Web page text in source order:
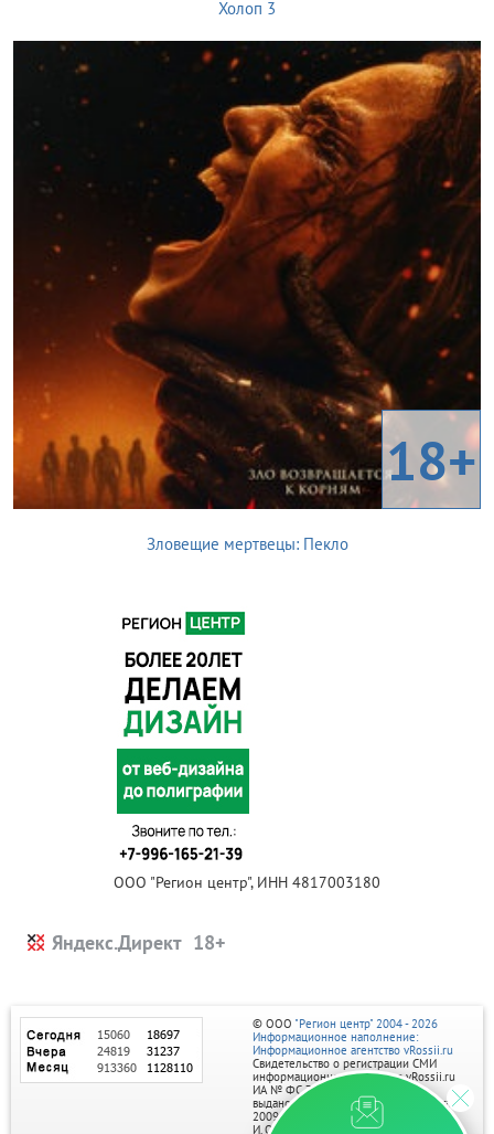
Холоп 3
18+
Зловещие мертвецы: Пекло
ООО "Регион центр", ИНН 4817003180
Яндекс.Директ
© ООО "Регион центр" 2004 - 2026
Информационное наполнение:
Информационное агентство vRossii.ru
Свидетельство о регистрации СМИ
информационного агентства vRossii.ru
ИА № ФС 77‑35502
выдано РОСКОМНАДЗОРом 04 марта
2009г.
И. О. Главного редактора Нарыков А. Н.